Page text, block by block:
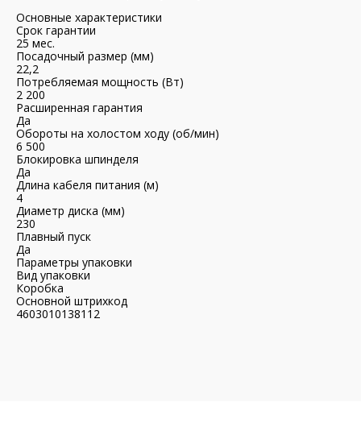
Основные характеристики
Срок гарантии
25 мес.
Посадочный размер (мм)
22,2
Потребляемая мощность (Вт)
2 200
Расширенная гарантия
Да
Обороты на холостом ходу (об/мин)
6 500
Блокировка шпинделя
Да
Длина кабеля питания (м)
4
Диаметр диска (мм)
230
Плавный пуск
Да
Параметры упаковки
Вид упаковки
Коробка
Основной штрихкод
4603010138112